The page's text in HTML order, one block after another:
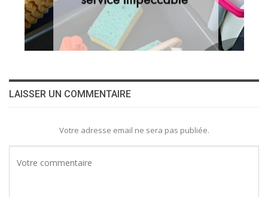
LAISSER UN COMMENTAIRE
Votre adresse email ne sera pas publiée.